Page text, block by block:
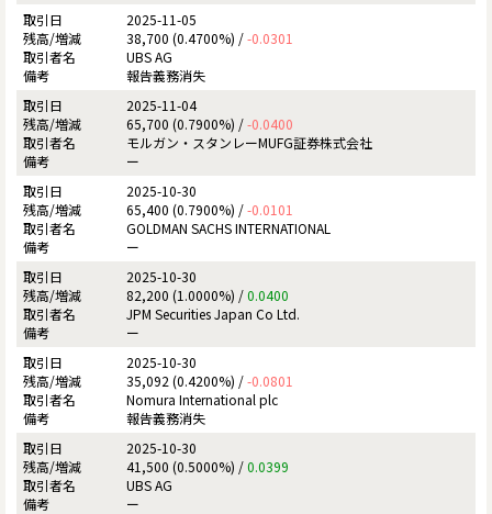
2025-11-05
38,700 (0.4700%) /-0.0301
UBS AG
報告義務消失
2025-11-04
65,700 (0.7900%) /-0.0400
モルガン・スタンレーMUFG証券株式会社
ー
2025-10-30
65,400 (0.7900%) /-0.0101
GOLDMAN SACHS INTERNATIONAL
ー
2025-10-30
82,200 (1.0000%) /0.0400
JPM Securities Japan Co Ltd.
ー
2025-10-30
35,092 (0.4200%) /-0.0801
Nomura International plc
報告義務消失
2025-10-30
41,500 (0.5000%) /0.0399
UBS AG
ー